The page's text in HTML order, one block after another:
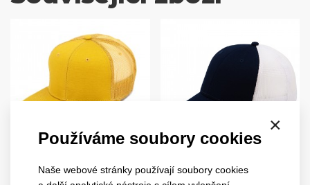
×
Používáme soubory cookies
Naše webové stránky používají soubory cookies
4021